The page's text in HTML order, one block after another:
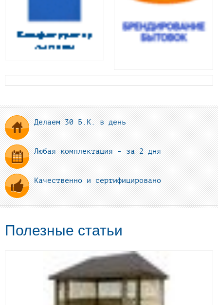
Делаем 30 Б.К. в день
Любая комплектация - за 2 дня
Качественно и сертифицировано
Полезные статьи